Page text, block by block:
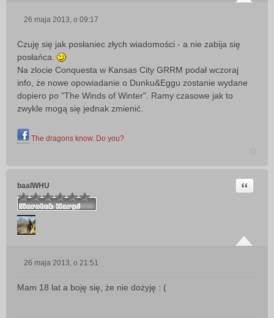
s
t
26 maja 2013, o 09:17
Czuję się jak posłaniec złych wiadomości - a nie zabija się
posłańca.
Na zlocie Conquesta w Kansas City GRRM podał wczoraj
info, że nowe opowiadanie o Dunku&Eggu zostanie wydane
dopiero po "The Winds of Winter". Ramy czasowe jak to
zwykle mogą się jednak zmienić.
The dragons know. Do you?
baalWHU Cytuj
s
26 maja 2013, o 21:51
Mam 18 lat a boję się, że nie dożyję : (